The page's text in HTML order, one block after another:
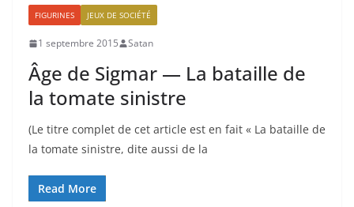
FIGURINES JEUX DE SOCIÉTÉ
1 septembre 2015 Satan
Âge de Sigmar — La bataille de
la tomate sinistre
(Le titre complet de cet article est en fait « La bataille de
la tomate sinistre, dite aussi de la
Read More